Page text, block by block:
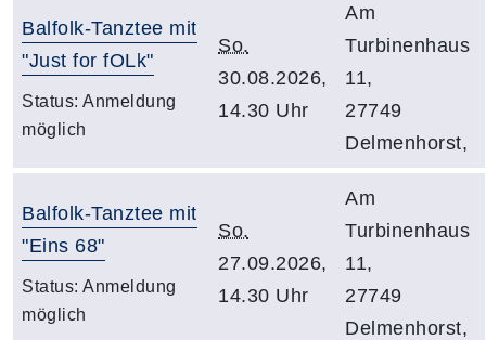
Balfolk-Tanztee mit
"Just for fOLk"
Status: Anmeldung
möglich
So.
30.08.2026,
14.30 Uhr
Am
Turbinenhaus
11,
27749
Delmenhorst,
Balfolk-Tanztee mit
"Eins 68"
Status: Anmeldung
möglich
So.
27.09.2026,
14.30 Uhr
Am
Turbinenhaus
11,
27749
Delmenhorst,